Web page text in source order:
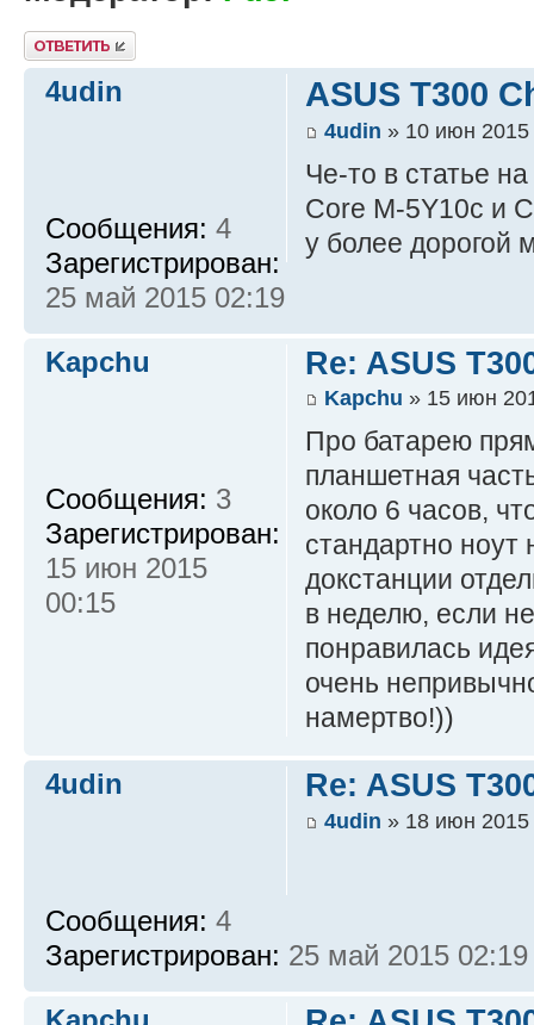
Ответить
ASUS T300
4udin » 10 июн 2015
Че-то в статье
Core M-5Y10c и
у более дорогой
4udin
Сообщения: 4
Зарегистрирован:
25 май 2015 02:19
Re: ASUS
Kapchu » 15 июн
Про батарею
планшетная
около 6 часов,
стандартно
докстанции
в неделю, если
понравилась
очень
намертво!))
Kapchu
Сообщения: 3
Зарегистрирован:
15 июн 2015
00:15
Re: ASUS
4udin » 18 июн 2015
4udin
Сообщения: 4
Зарегистрирован: 25 май 2015 02:19